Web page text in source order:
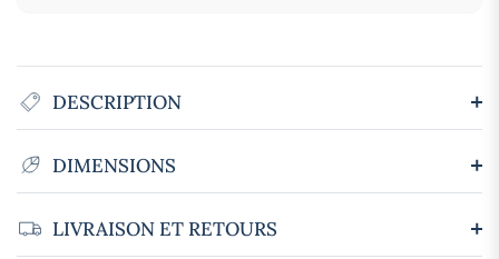
DESCRIPTION
DIMENSIONS
LIVRAISON ET RETOURS